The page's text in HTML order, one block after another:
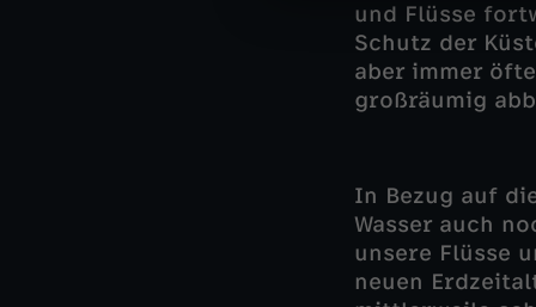
und Flüsse
Schutz der
aber immer
großräumig
In Bezug auf
Wasser auch
unsere Flüsse
neuen